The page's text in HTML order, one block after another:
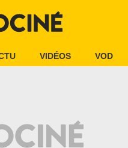
VIDÉOS VOD